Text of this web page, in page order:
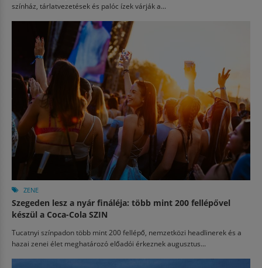
színház, tárlatvezetések és palóc ízek várják a...
ZENE
Szegeden lesz a nyár fináléja: több mint 200 fellépővel
készül a Coca-Cola SZIN
Tucatnyi színpadon több mint 200 fellépő, nemzetközi headlinerek és a
hazai zenei élet meghatározó előadói érkeznek augusztus...